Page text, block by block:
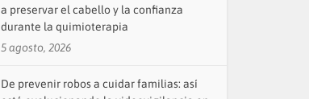
a preservar el cabello y la confianza
durante la quimioterapia
5 agosto, 2026
De prevenir robos a cuidar familias: así